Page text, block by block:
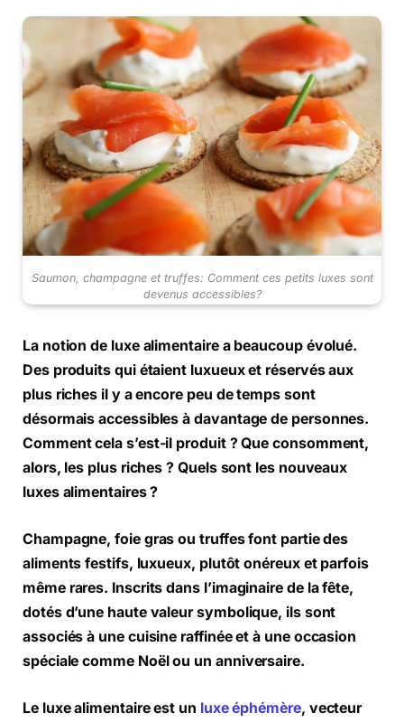
Saumon, champagne et truffes: Comment ces petits luxes sont
devenus accessibles?
La notion de luxe alimentaire a beaucoup évolué.
Des produits qui étaient luxueux et réservés aux
plus riches il y a encore peu de temps sont
désormais accessibles à davantage de personnes.
Comment cela s’est-il produit ? Que consomment,
alors, les plus riches ? Quels sont les nouveaux
luxes alimentaires ?
Champagne, foie gras ou truffes font partie des
aliments festifs, luxueux, plutôt onéreux et parfois
même rares. Inscrits dans l’imaginaire de la fête,
dotés d’une haute valeur symbolique, ils sont
associés à une cuisine raffinée et à une occasion
spéciale comme Noël ou un anniversaire.
Le luxe alimentaire est un luxe éphémère, vecteur